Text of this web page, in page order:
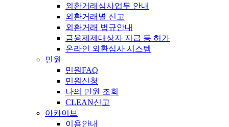
외환거래심사업무 안내
외환거래별 신고
외환거래 법규안내
금융제제대상자 지급 등 허가
온라인 외환심사 시스템
민원
민원FAQ
민원신청
나의 민원 조회
CLEAN신고
아카이브
이용안내